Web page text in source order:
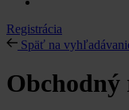
Registrácia
Späť na